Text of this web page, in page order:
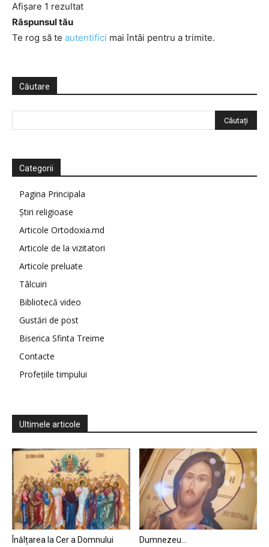
Afișare 1 rezultat
Răspunsul tău
Te rog să te autentifici mai întâi pentru a trimite.
Căutare
Categorii
Pagina Principala
Știri religioase
Articole Ortodoxia.md
Articole de la vizitatori
Articole preluate
Tâlcuiri
Bibliotecă video
Gustări de post
Biserica Sfinta Treime
Contacte
Profețiile timpului
Ultimele articole
Înălțarea la Cer a Domnului
Dumnezeu…